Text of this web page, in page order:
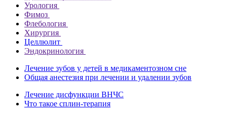
Урология
Фимоз
Флебология
Хирургия
Целлюлит
Эндокринология
Лечение зубов у детей в медикаментозном сне
Общая анестезия при лечении и удалении зубов
Лечение дисфункции ВНЧС
Что такое сплин-терапия